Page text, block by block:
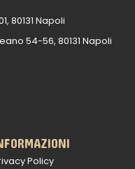
80131 Napoli
54-56, 80131 Napoli
Policy